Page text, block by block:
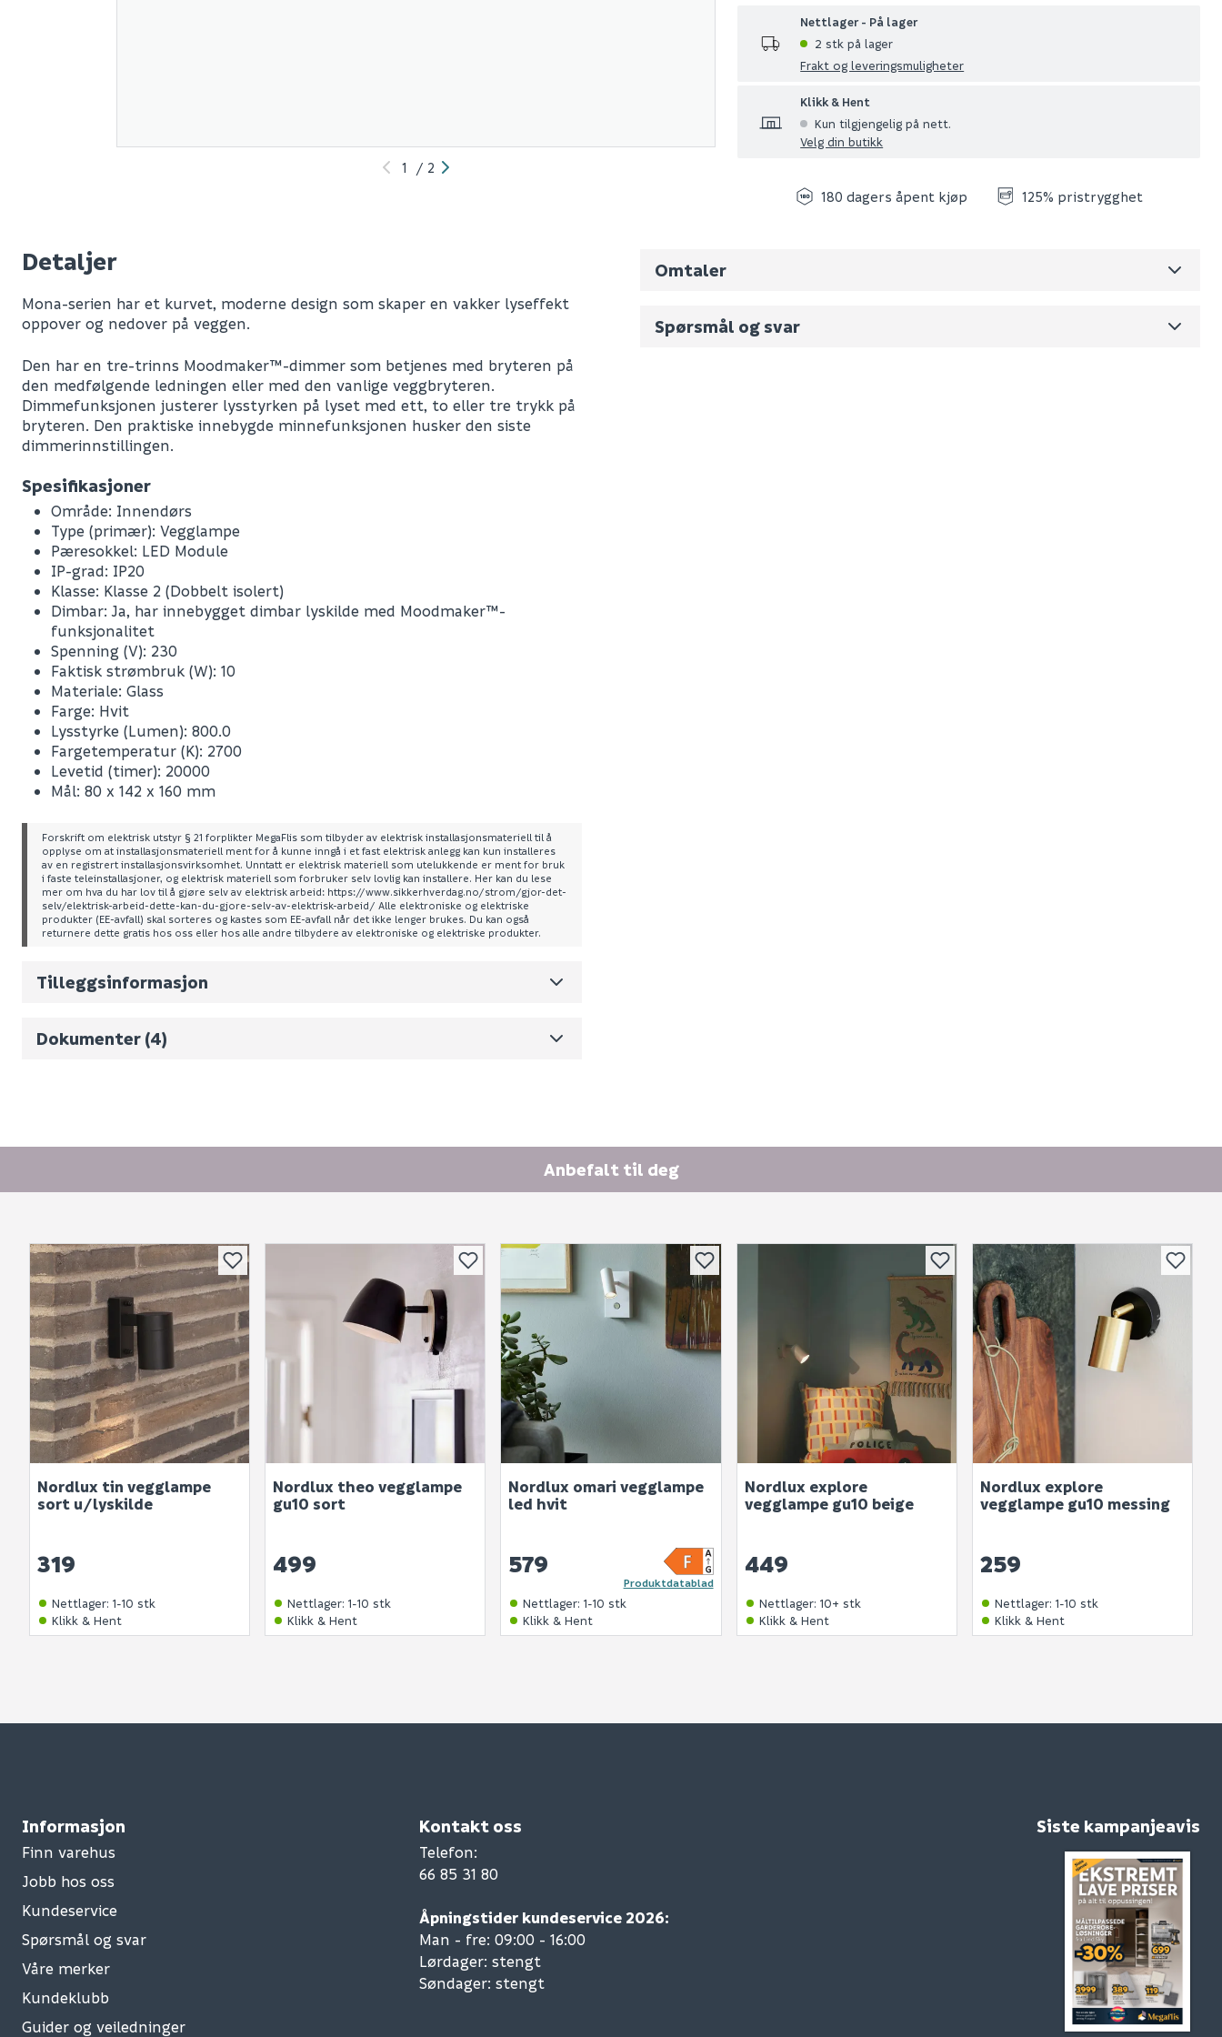
1 / 2
Nettlager - På lager
2 stk på lager
Frakt og leveringsmuligheter
Klikk & Hent
Kun tilgjengelig på nett.
Velg din butikk
180 dagers åpent kjøp 125% pristrygghet
Detaljer
Mona-serien har et kurvet, moderne design som skaper en vakker lyseffekt
oppover og nedover på veggen.
Den har en tre-trinns Moodmaker™-dimmer som betjenes med bryteren på
den medfølgende ledningen eller med den vanlige veggbryteren.
Dimmefunksjonen justerer lysstyrken på lyset med ett, to eller tre trykk på
bryteren. Den praktiske innebygde minnefunksjonen husker den siste
dimmerinnstillingen.
Spesifikasjoner
Område: Innendørs
Type (primær): Vegglampe
Pæresokkel: LED Module
IP-grad: IP20
Klasse: Klasse 2 (Dobbelt isolert)
Dimbar: Ja, har innebygget dimbar lyskilde med Moodmaker™-
funksjonalitet
Spenning (V): 230
Faktisk strømbruk (W): 10
Materiale: Glass
Farge: Hvit
Lysstyrke (Lumen): 800.0
Fargetemperatur (K): 2700
Levetid (timer): 20000
Mål: 80 x 142 x 160 mm
Forskrift om elektrisk utstyr § 21 forplikter MegaFlis som tilbyder av elektrisk installasjonsmateriell til å
opplyse om at installasjonsmateriell ment for å kunne inngå i et fast elektrisk anlegg kan kun installeres
av en registrert installasjonsvirksomhet. Unntatt er elektrisk materiell som utelukkende er ment for bruk
i faste teleinstallasjoner, og elektrisk materiell som forbruker selv lovlig kan installere. Her kan du lese
mer om hva du har lov til å gjøre selv av elektrisk arbeid: https://www.sikkerhverdag.no/strom/gjor-det-
selv/elektrisk-arbeid-dette-kan-du-gjore-selv-av-elektrisk-arbeid/ Alle elektroniske og elektriske
produkter (EE-avfall) skal sorteres og kastes som EE-avfall når det ikke lenger brukes. Du kan også
returnere dette gratis hos oss eller hos alle andre tilbydere av elektroniske og elektriske produkter.
Tilleggsinformasjon
Leverandørens varenummer 2110561001
Nobb No 0
Vekt pr. stk / m2 (i kg)
Volum 5.775 (dm3 per salgsforpakning)
Energiklasse F
Dokumenter (4)
Datablad
Monteringsveiledning
Omtaler
Spørsmål og svar
Anbefalt til deg
Nordlux tin vegglampe
sort u/lyskilde
319
Nettlager: 1-10 stk
Klikk & Hent
Nordlux theo vegglampe
gu10 sort
499
Nettlager:1-10 stk
Klikk & Hent
Nordlux omari vegglampe
led hvit
579
Produktdatablad
Nettlager:1-10 stk
Klikk & Hent
Nordlux explore
vegglampe gu10 beige
449
Nettlager: 10+ stk
Klikk & Hent
Nordlux explore
vegglampe gu10 messing
259
Nettlager: 1-10 stk
Klikk & Hent
Informasjon
Finn varehus
Jobb hos oss
Kundeservice
Spørsmål og svar
Våre merker
Kundeklubb
Guider og veiledninger
Kontakt oss
Telefon:
66 85 31 80
Åpningstider kundeservice 2026:
Man - fre: 09:00 - 16:00
Lørdager: stengt
Søndager: stengt
Siste kampanjeavis